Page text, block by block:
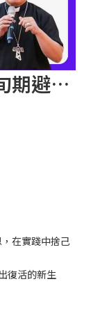
新店大坪林聖三堂 四旬期避靜 – 講師 黃敏正主教
在實踐中捨己
復活的新生